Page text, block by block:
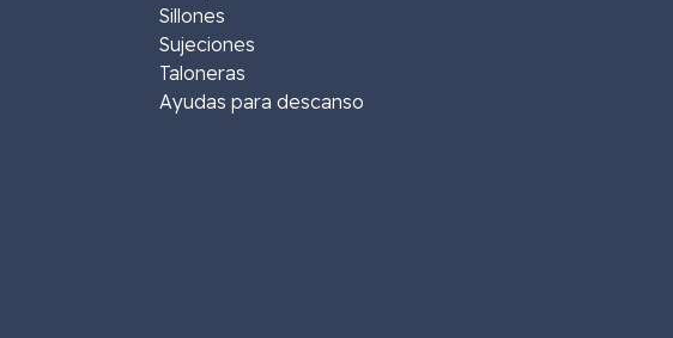
Sillones
Sujeciones
Taloneras
Ayudas para descanso